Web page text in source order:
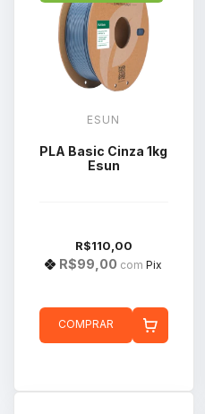
ESUN
PLA Basic Cinza 1kg
Esun
R$110,00
R$99,00 com Pix
COMPRAR